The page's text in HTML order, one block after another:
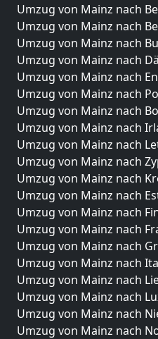
Umzug von Mainz nach
Umzug von Mainz nach
Umzug von Mainz nach
Umzug von Mainz nach
Umzug von Mainz nach
Umzug von Mainz nach
Umzug von Mainz nach
Umzug von Mainz nach
Umzug von Mainz nach
Umzug von Mainz nach
Umzug von Mainz nach
Umzug von Mainz nach
Umzug von Mainz nach
Umzug von Mainz nach
Umzug von Mainz nach
Umzug von Mainz nach
Umzug von Mainz nach
Umzug von Mainz nach
Umzug von Mainz nach
Umzug von Mainz nach